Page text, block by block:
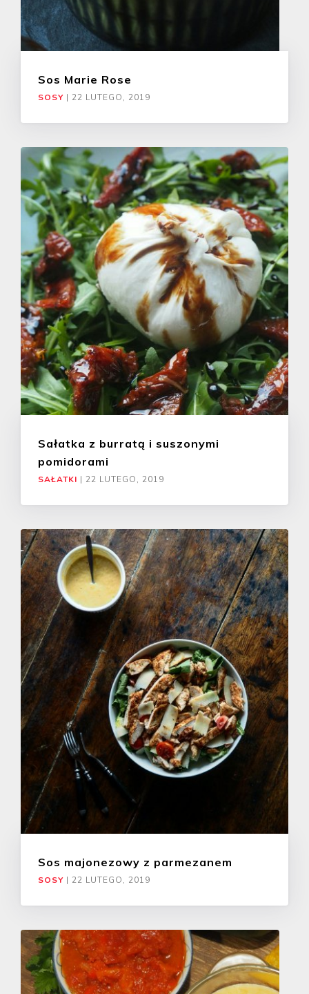
Sos Marie Rose
SOSY | 22 LUTEGO, 2019
Sałatka z burratą i suszonymi
pomidorami
SAŁATKI | 22 LUTEGO, 2019
Sos majonezowy z parmezanem
SOSY | 22 LUTEGO, 2019